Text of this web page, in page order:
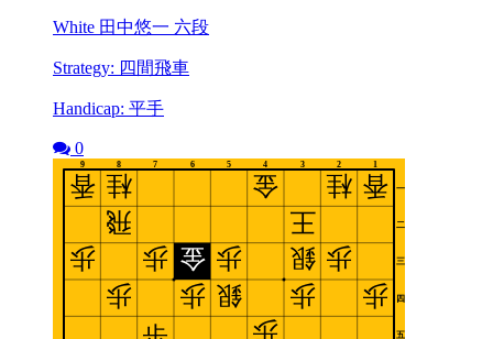
White 田中悠一 六段
Strategy: 四間飛車
Handicap: 平手
0